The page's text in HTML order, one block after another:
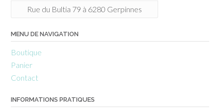
Rue du Bultia 79 à 6280 Gerpinnes
MENU DE NAVIGATION
Boutique
Panier
Contact
INFORMATIONS PRATIQUES